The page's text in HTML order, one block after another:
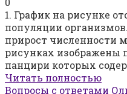
1. График на рисунке
популяции
прирост численности
рисунках изображены
панцири которых
Читать полностью
Вопросы с ответами